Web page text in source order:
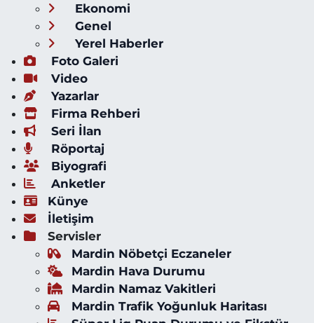
Ekonomi
Genel
Yerel Haberler
Foto Galeri
Video
Yazarlar
Firma Rehberi
Seri İlan
Röportaj
Biyografi
Anketler
Künye
İletişim
Servisler
Mardin Nöbetçi Eczaneler
Mardin Hava Durumu
Mardin Namaz Vakitleri
Mardin Trafik Yoğunluk Haritası